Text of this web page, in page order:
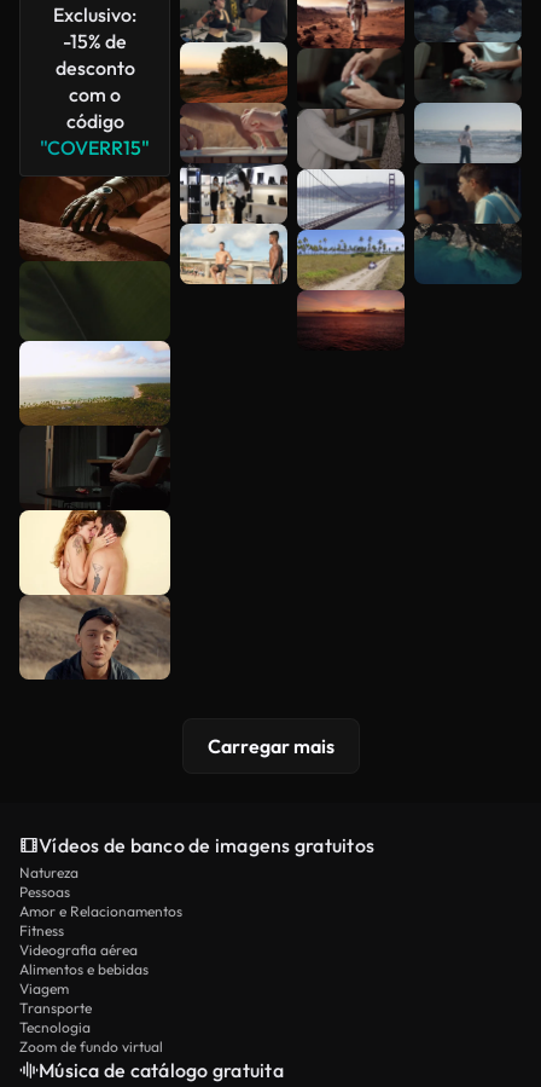
Exclusivo:
-15% de
desconto
com o
código
"COVERR15"
Carregar mais
Vídeos de banco de imagens gratuitos
Natureza
Pessoas
Amor e Relacionamentos
Fitness
Videografia aérea
Alimentos e bebidas
Viagem
Transporte
Tecnologia
Zoom de fundo virtual
Música de catálogo gratuita